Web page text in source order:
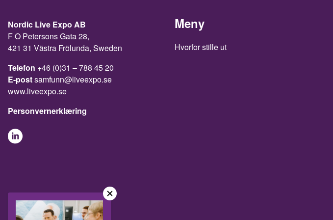
Nordic Live Expo AB
F O Petersons Gata 28,
421 31 Västra Frölunda, Sweden
Telefon +46 (0)31 – 788 45 20
E-postsamfunn@liveexpo.se
www.liveexpo.se
Personvernerklæring
Meny
Hvorfor stille ut